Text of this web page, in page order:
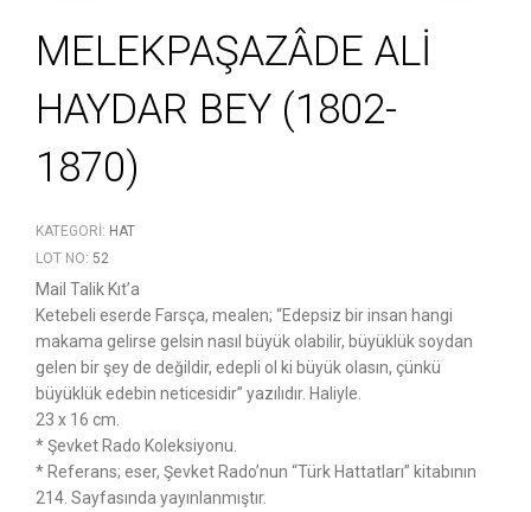
MELEKPAŞAZÂDE ALİ
HAYDAR BEY (1802-
1870)
KATEGORI: HAT
LOT NO: 52
Mail Talik Kıt’a
Ketebeli eserde Farsça, mealen; “Edepsiz bir insan hangi
makama gelirse gelsin nasıl büyük olabilir, büyüklük soydan
gelen bir şey de değildir, edepli ol ki büyük olasın, çünkü
büyüklük edebin neticesidir” yazılıdır. Haliyle.
23 x 16 cm.
* Şevket Rado Koleksiyonu.
* Referans; eser, Şevket Rado’nun “Türk Hattatları” kitabının
214. Sayfasında yayınlanmıştır.